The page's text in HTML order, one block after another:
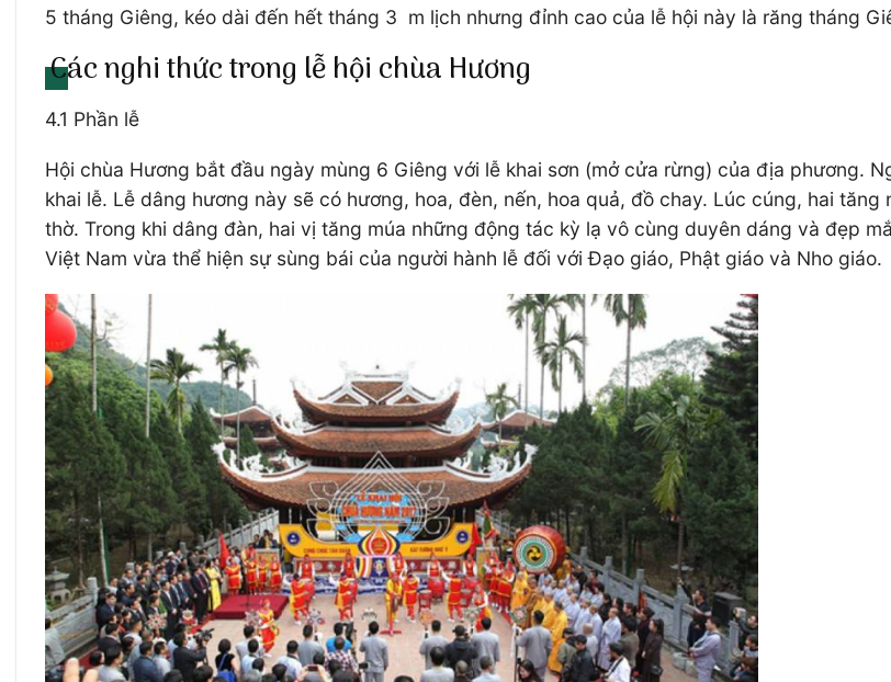
5 tháng Giêng, kéo dài đến hết tháng 3 m lịch nhưng đỉnh cao của lễ hội này là răng tháng
Các nghi thức trong lễ hội chùa Hương
4.1 Phần lễ
Hội chùa Hương bắt đầu ngày mùng 6 Giêng với lễ khai sơn (mở cửa rừng) của địa phương.
khai lễ. Lễ dâng hương này sẽ có hương, hoa, đèn, nến, hoa quả, đồ chay. Lúc cúng, hai
thờ. Trong khi dâng đàn, hai vị tăng múa những động tác kỳ lạ vô cùng duyên dáng và đẹp
Việt Nam vừa thể hiện sự sùng bái của người hành lễ đối với Đạo giáo, Phật giáo và Nho giáo.